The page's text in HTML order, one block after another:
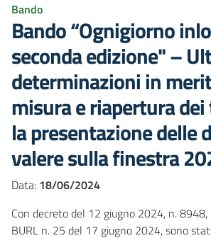
Bando
Bando “Ognigiorno
seconda edizione" –
determinazioni in
misura e riapertura
la presentazione delle
valere sulla finestra
Data: 18/06/2024
Con decreto del 12 giugno 2024, n.
BURL n. 25 del 17 giugno 2024, sono